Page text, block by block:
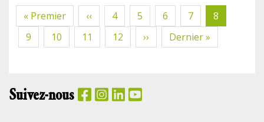
Pagination
Première
page
« Premier
Page
précédente
‹‹ Page
4 Page
5 Page
6 Page
7
Page
courante
8
Page
9 Page
10 Page
11 Page
12
Page
suivante
››
Dernière
page
Dernier »
Suivez-nous